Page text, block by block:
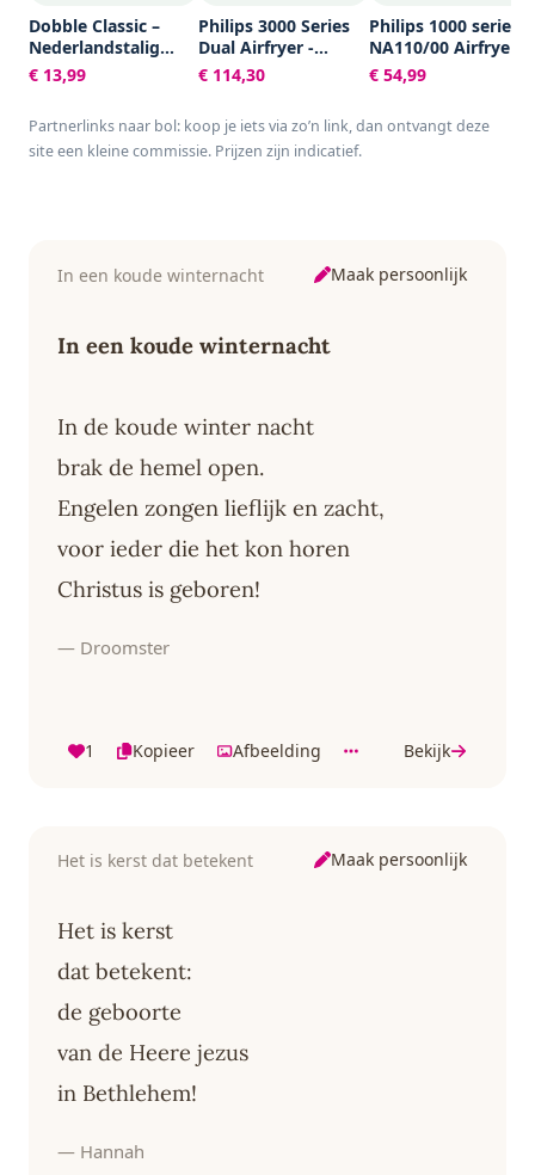
Dobble Classic –
Nederlandstalig
Kaartspel voor 2 tot
8 spelers - Leuk
jaar - Het
razendsnelle
€ 13,99
Philips 3000 Series
Dual Airfryer -
NA351/00 - Dubbele
Mand - 9L - Tot 6
Zwart/Zilver
€ 114,30
Philips 1000 series -
NA110/00 Airfryer -
3,2 l - RapidAir -
1300W
€ 54,99
Partnerlinks naar bol: koop je iets via zo’n link, dan ontvangt deze
site een kleine commissie. Prijzen zijn indicatief.
In een koude winternacht Maak persoonlijk
In een koude winternacht
In de koude winter nacht
brak de hemel open.
Engelen zongen lieflijk en zacht,
voor ieder die het kon horen
Christus is geboren!
— Droomster
1 Kopieer Afbeelding Bekijk
Het is kerst dat betekent Maak persoonlijk
Het is kerst
dat betekent:
de geboorte
van de Heere jezus
in Bethlehem!
— Hannah